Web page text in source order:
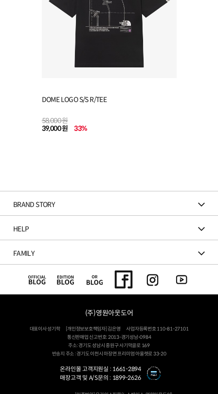
DOME LOGO S/S R/TEE
58,000 원
39,000 원
33%
BRAND STORY
HELP
FAMILY
(주)영원아웃도어
대표이사 성기학 [개인정보보호책임자] 김은영
사업자등록번호 110-81-27101
통신판매업 신고번호: 2013-경기성남-0984
주소: 경기도 성남시 중원구 사기막골로 169
반송지 주소 : 경기도 이천시 마장면 프리미엄 아울렛로 33-20
온라인몰 고객지원실 : 1661-2894
매장고객 및 A/S문의 : 1899-2626